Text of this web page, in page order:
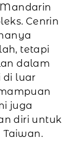
Cenrin
tetapi
dalam
di luar
juga
diri untuk
Taiwan.